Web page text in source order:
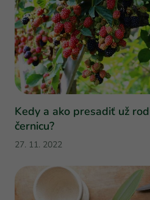
Kedy a ako presadiť už
černicu?
27. 11. 2022